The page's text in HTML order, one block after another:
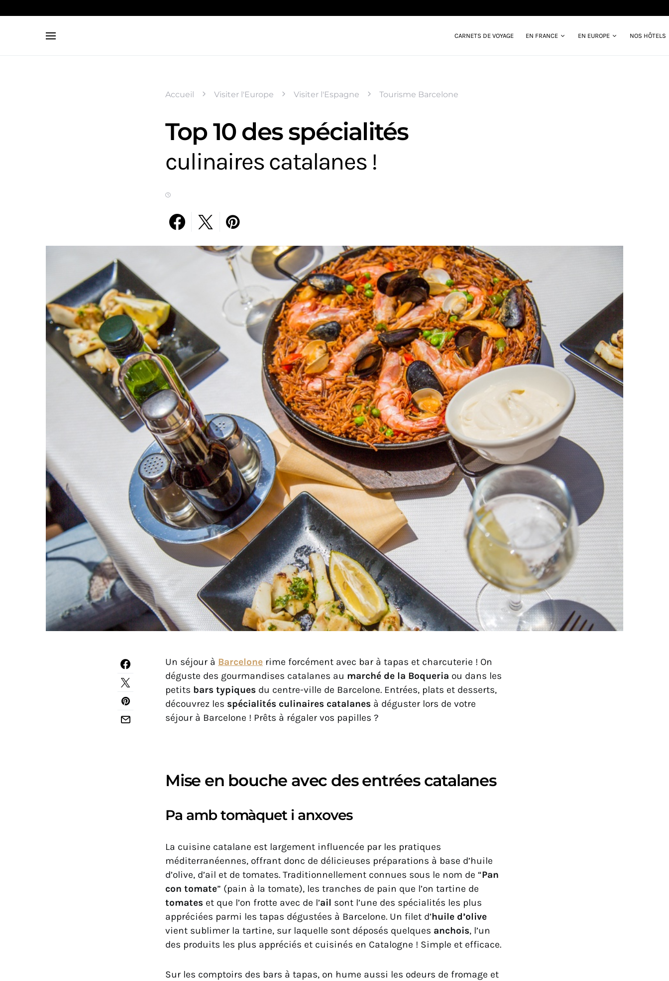
CARNETS DE VOYAGE EN FRANCE EN EUROPE NOS HÔTELS
Accueil Visiter l'Europe Visiter l'Espagne Tourisme Barcelone
Top 10 des spécialités
culinaires catalanes !
Un séjour à Barcelone rime forcément avec bar à tapas et charcuterie ! On
déguste des gourmandises catalanes au marché de la Boqueria ou dans les
petits bars typiques du centre-ville de Barcelone. Entrées, plats et desserts,
découvrez les spécialités culinaires catalanes à déguster lors de votre
séjour à Barcelone ! Prêts à régaler vos papilles ?
Mise en bouche avec des entrées catalanes
Pa amb tomàquet i anxoves
La cuisine catalane est largement influencée par les pratiques
méditerranéennes, offrant donc de délicieuses préparations à base d’huile
d’olive, d’ail et de tomates. Traditionnellement connues sous le nom de “Pan
con tomate” (pain à la tomate), les tranches de pain que l’on tartine de
tomates et que l’on frotte avec de l’ail sont l’une des spécialités les plus
appréciées parmi les tapas dégustées à Barcelone. Un filet d’huile d’olive
vient sublimer la tartine, sur laquelle sont déposés quelques anchois, l’un
des produits les plus appréciés et cuisinés en Catalogne ! Simple et efficace.
Sur les comptoirs des bars à tapas, on hume aussi les odeurs de fromage et